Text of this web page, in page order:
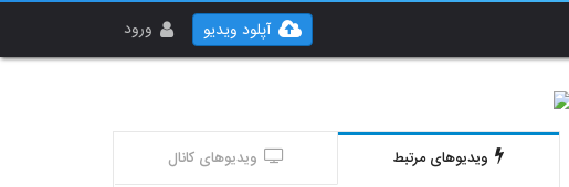
ورود آپلود ویدیو
ویدیوهای مرتبط ویدیوهای کانال